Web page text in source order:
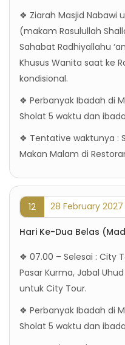
❖ Ziarah Masjid Nabawi
(makam Rasulullah
Sahabat Radhiyallahu
Khusus Wanita saat ke
kondisional.
❖ Perbanyak Ibadah di
Sholat 5 waktu dan
❖ Tentative waktunya :
Makan Malam di
12 28 February 2027
Hari Ke-Dua Belas
❖ 07.00 – Selesai : City
Pasar Kurma, Jabal
untuk City Tour.
❖ Perbanyak Ibadah di
Sholat 5 waktu dan